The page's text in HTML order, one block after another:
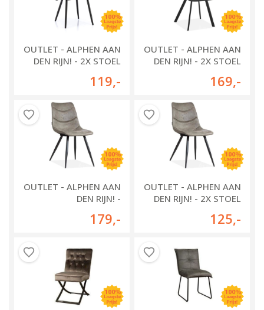
OUTLET - ALPHEN AAN
DEN RIJN! - 2X STOEL
119,-
OUTLET - ALPHEN AAN
DEN RIJN! - 2X STOEL
169,-
OUTLET - ALPHEN AAN
DEN RIJN! -
MALDEN
179,-
OUTLET - ALPHEN AAN
DEN RIJN! - 2X STOEL
125,-